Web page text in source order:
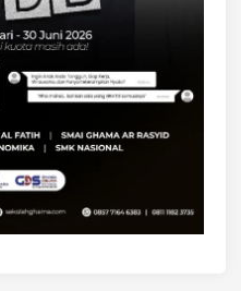
T
U
A
P
A
B
O